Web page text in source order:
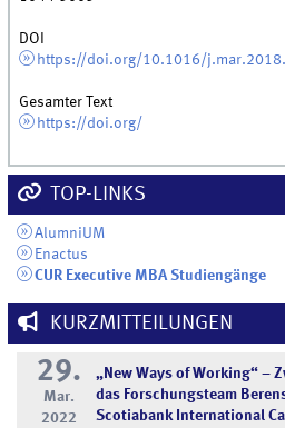
DOI
https://doi.org/10.1016/
Gesamter Text
https://doi.org/
TOP-LINKS
AlumniUM
Enactus
CUR Executive MBA Studiengänge
KURZMITTEILUNGEN
29.
Mar.
2022
„New Ways of Working“ –
das Forschungsteam
Scotiabank International